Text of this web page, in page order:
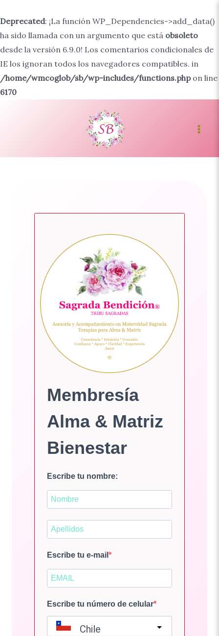
Deprecated: ¡La función WP_Dependencies->add_data()
ha sido llamada con un argumento que está obsoleto
desde la versión 6.9.0! Los comentarios condicionales de
IE los ignoran todos los navegadores compatibles. in
/home/wmcoglob/sb/wp-includes/functions.phpon line
6170
Main
Membresía
Alma & Matriz
Bienestar
Escribe tu nombre:
Escribe tu e-mail
Escribe tu número de celular
Chile